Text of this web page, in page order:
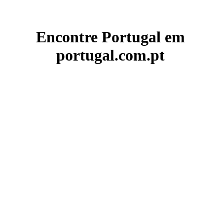
Encontre Portugal em
portugal.com.pt